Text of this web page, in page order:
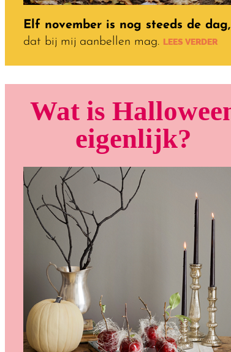
Elf november is nog steeds de dag,
dat bij mij aanbellen mag. LEES VERDER
Wat is
eigenlijk?